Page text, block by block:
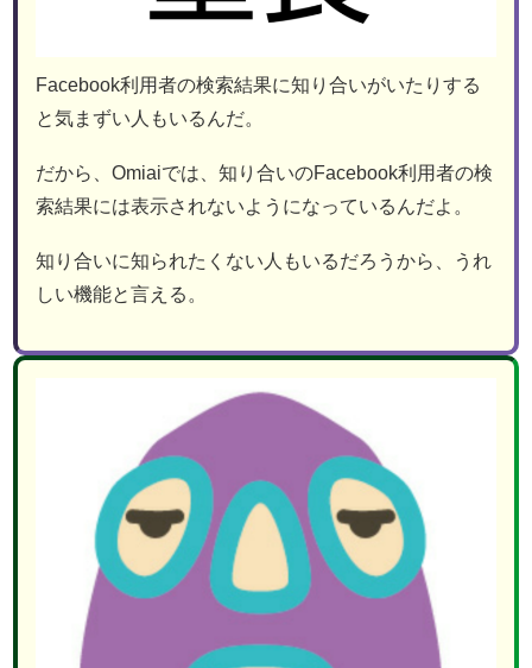
Facebook利用者の検索結果に知り合いがいたりする
と気まずい人もいるんだ。
だから、Omiaiでは、知り合いのFacebook利用者の検
索結果には表示されないようになっているんだよ。
知り合いに知られたくない人もいるだろうから、うれ
しい機能と言える。